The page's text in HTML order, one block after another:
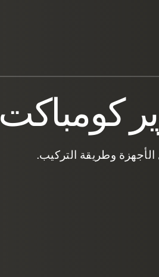
كومباكت
وطريقة التركيب.